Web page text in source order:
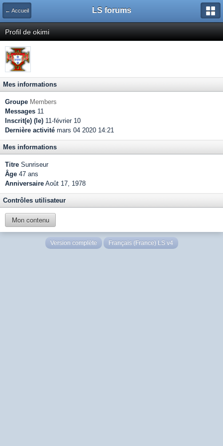
← Accueil LS forums
Profil de okimi
Mes informations
Groupe Members
Messages 11
Inscrit(e) (le) 11-février 10
Dernière activité mars 04 2020 14:21
Mes informations
Titre Sunriseur
Âge 47 ans
Anniversaire Août 17, 1978
Contrôles utilisateur
Mon contenu
Version complète Français (France) LS v4